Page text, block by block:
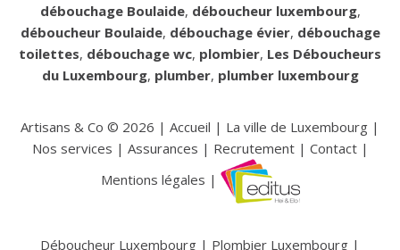
débouchage Boulaide, déboucheur luxembourg,
déboucheur Boulaide, débouchage évier, débouchage
toilettes, débouchage wc, plombier, Les Déboucheurs
du Luxembourg, plumber, plumber luxembourg
Artisans & Co © 2026 | Accueil | La ville de Luxembourg |
Nos services | Assurances | Recrutement| Contact|
Mentions légales |
Déboucheur Luxembourg | Plombier Luxembourg |